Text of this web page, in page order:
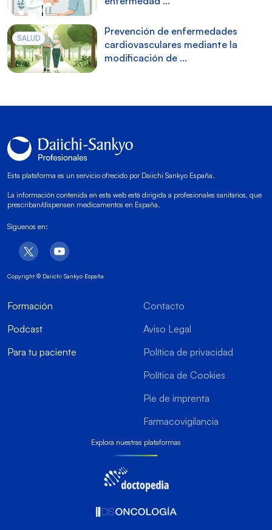
SALUD
Prevención de enfermedades
cardiovasculares mediante la
modificación de ...
Esta plataforma es un servicio ofrecido por Daiichi Sankyo España.
La información contenida en esta web está dirigida a profesionales sanitarios, que
prescriban/dispensen medicamentos en España.
Síguenos en:
Copyright © Daiichi Sankyo España
Formación
Podcast
Para tu paciente
Contacto
Aviso Legal
Política de privacidad
Política de Cookies
Pie de imprenta
Farmacovigilancia
Explora nuestras plataformas